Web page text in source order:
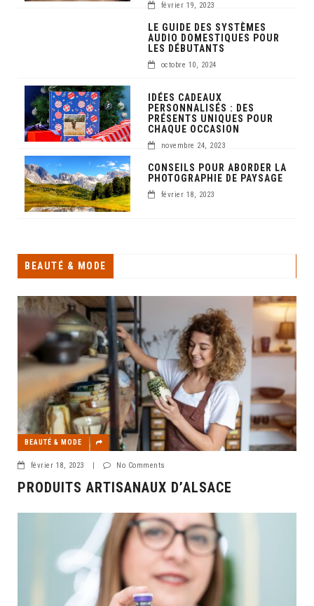
février 19, 2023
LE GUIDE DES SYSTÈMES
AUDIO DOMESTIQUES POUR
LES DÉBUTANTS
octobre 10, 2024
IDÉES CADEAUX
PERSONNALISÉS : DES
PRÉSENTS UNIQUES POUR
CHAQUE OCCASION
novembre 24, 2023
CONSEILS POUR ABORDER LA
PHOTOGRAPHIE DE PAYSAGE
février 18, 2023
BEAUTÉ & MODE
BEAUTÉ & MODE
février 18, 2023 No Comments
PRODUITS ARTISANAUX D’ALSACE